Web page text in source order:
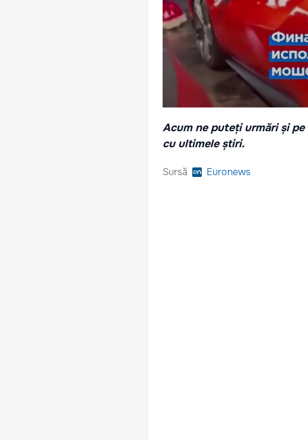
Acum ne puteți urmări și pe
cu ultimele știri.
Sursă Euronews